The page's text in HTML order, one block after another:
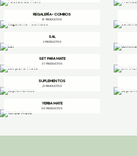
REGALERÍA- COMBOS
15 PRODUCTOS
SAL
2 PRODUCTOS
SET PARA MATE
37 PRODUCTOS
SUPLEMENTOS
21 PRODUCTOS
YERBA MATE
30 PRODUCTOS